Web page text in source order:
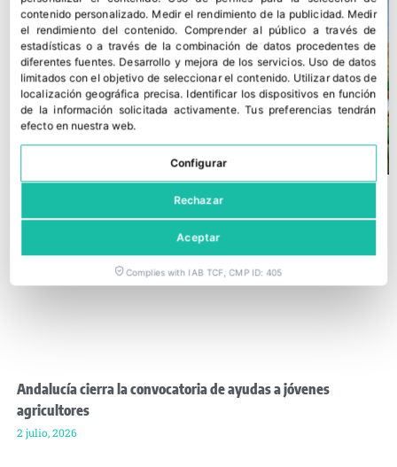
Andalucía cierra la convocatoria de ayudas a jóvenes
agricultores
2 julio, 2026
contenido personalizado. Medir el rendimiento de la publicidad. Medir
el rendimiento del contenido.Comprender al público a través de
estadísticas o a través de la combinación de datos procedentes de
diferentes fuentes. Desarrollo y mejora de los servicios. Uso de datos
limitados con el objetivo de seleccionar el contenido. Utilizar datos de
localización geográfica precisa. Identificar los dispositivos en función
de la información solicitada activamente.Tus preferencias tendrán
efecto en nuestra web.
Configurar
Rechazar
Aceptar
Complies with IAB TCF, CMP ID: 405